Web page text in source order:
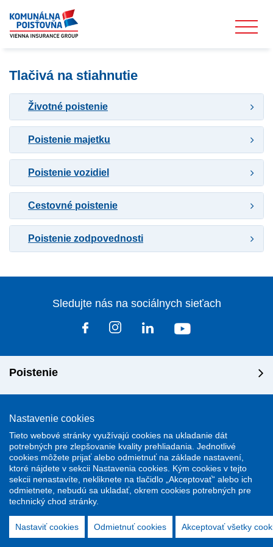
Nastavenie cookies
Tieto webové stránky využívajú cookies na ukladanie dát
potrebných pre zlepšovanie kvality prehliadania. Jednotlivé
cookies môžete prijať alebo odmietnuť na základe nastavení,
ktoré nájdete v sekcii Nastavenia cookies. Kým cookies v tejto
sekcii nenastavíte, nekliknete na tlačidlo „Akceptovať“ alebo ich
odmietnete, nebudú sa ukladať, okrem cookies potrebných pre
technický chod stránky.
Nastaviť cookies Odmietnuť cookies Akceptovať všetky
Tlačivá na stiahnutie
Životné poistenie
Poistenie majetku
Poistenie vozidiel
Cestovné poistenie
Poistenie zodpovednosti
Sledujte nás na sociálnych sieťach
Poistenie
Dôležité odkazy
Stránky podporuje redakčný system